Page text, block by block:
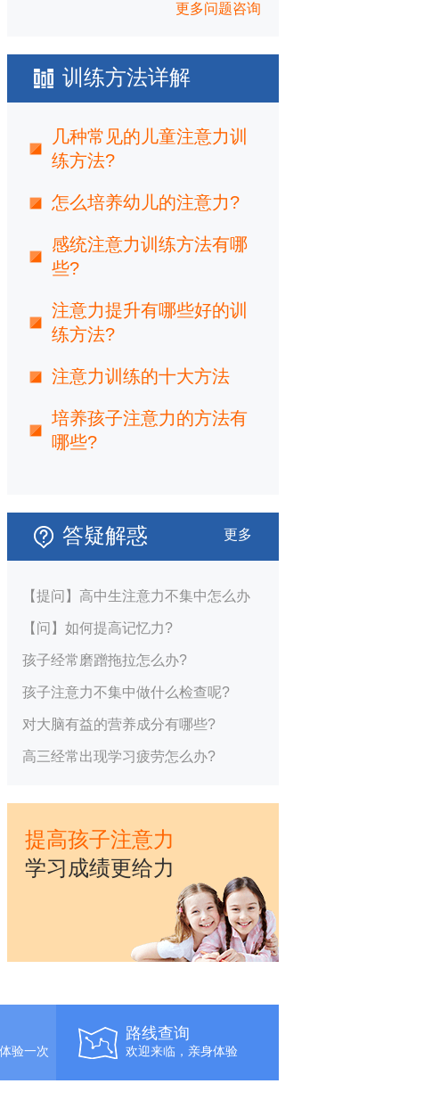
更多问题咨询
训练方法详解
几种常见的儿童注意力训
练方法?
怎么培养幼儿的注意力?
感统注意力训练方法有哪
些?
注意力提升有哪些好的训
练方法?
注意力训练的十大方法
培养孩子注意力的方法有
哪些?
答疑解惑 更多
【提问】高中生注意力不集中怎么办
【问】如何提高记忆力?
孩子经常磨蹭拖拉怎么办?
孩子注意力不集中做什么检查呢?
对大脑有益的营养成分有哪些?
高三经常出现学习疲劳怎么办?
提高孩子注意力
学习成绩更给力
验一次
路线查询
欢迎来临，亲身体验